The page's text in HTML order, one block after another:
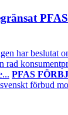
har beslutat
rad
PFAS
förbud